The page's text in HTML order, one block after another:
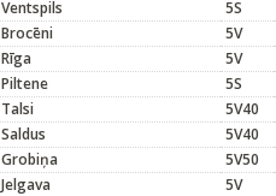
Ventspils 5S
Brocēni 5V
Rīga 5V
Piltene 5S
Talsi 5V40
Saldus 5V40
Grobiņa 5V50
Jelgava 5V